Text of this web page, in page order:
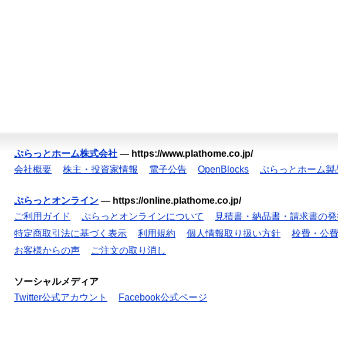
ぷらっとホーム株式会社 — https://www.plathome.co.jp/
会社概要
株主・投資家情報 電子公告 OpenBlocks ぷらっとホーム製
ぷらっとオンライン — https://online.plathome.co.jp/
ご利用ガイド
ぷらっとオンラインについて 見積書・納品書・請求書の
特定商取引法に基づく表示
利用規約 個人情報取り扱い方針 校費・公
お客様からの声
ご注文の取り消し
ソーシャルメディア
Twitter公式アカウント
Facebook公式ページ